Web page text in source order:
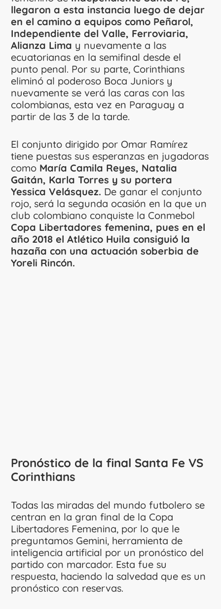
llegaron a esta instancia luego de dejar
en el camino a equipos como Peñarol,
Independiente del Valle, Ferroviaria,
Alianza Lima y nuevamente a las
ecuatorianas en la semifinal desde el
punto penal. Por su parte, Corinthians
eliminó al poderoso Boca Juniors y
nuevamente se verá las caras con las
colombianas, esta vez en Paraguay a
partir de las 3 de la tarde.
El conjunto dirigido por Omar Ramírez
tiene puestas sus esperanzas en jugadoras
como María Camila Reyes, Natalia
Gaitán, Karla Torres y su portera
Yessica Velásquez. De ganar el conjunto
rojo, será la segunda ocasión en la que un
club colombiano conquiste la Conmebol
Copa Libertadores femenina, pues en el
año 2018 el Atlético Huila consiguió la
hazaña con una actuación soberbia de
Yoreli Rincón.
Pronóstico de la final Santa Fe VS
Corinthians
Todas las miradas del mundo futbolero se
centran en la gran final de la Copa
Libertadores Femenina, por lo que le
preguntamos Gemini, herramienta de
inteligencia artificial por un pronóstico del
partido con marcador. Esta fue su
respuesta, haciendo la salvedad que es un
pronóstico con reservas.